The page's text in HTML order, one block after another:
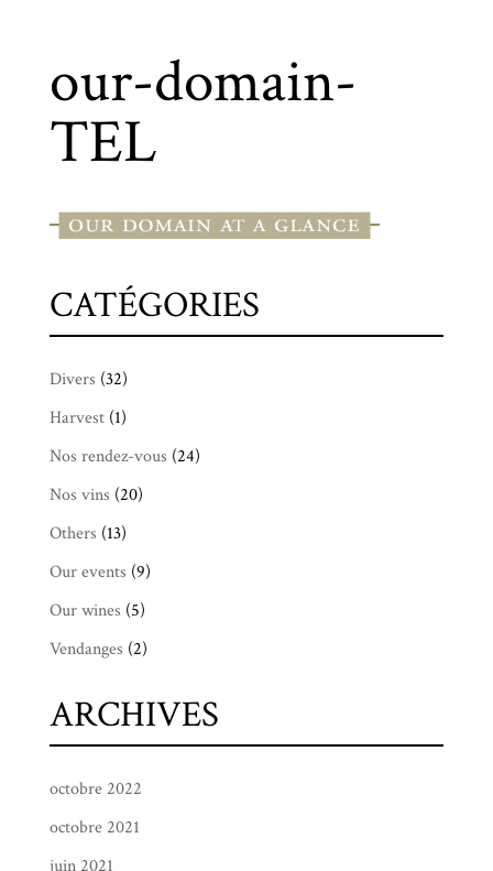
our-domain-
TEL
CATÉGORIES
Divers (32)
Harvest(1)
Nos rendez-vous (24)
Nos vins (20)
Others (13)
Our events (9)
Our wines (5)
Vendanges (2)
ARCHIVES
octobre 2022
octobre 2021
juin 2021